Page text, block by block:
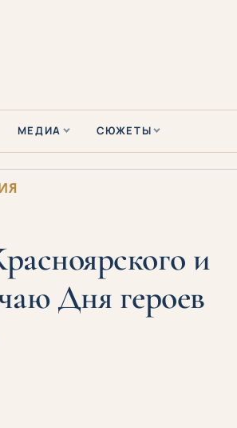
МЕДИА СЮЖЕТЫ
и
Дня героев